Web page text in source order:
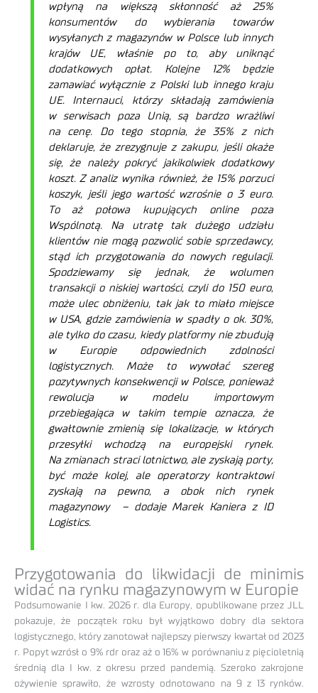
wpłyną na większą skłonność aż 25%
konsumentów do wybierania towarów
wysyłanych z magazynów w Polsce lub innych
krajów UE, właśnie po to, aby uniknąć
dodatkowych opłat. Kolejne 12% będzie
zamawiać wyłącznie z Polski lub innego kraju
UE. Internauci, którzy składają zamówienia
w serwisach poza Unią, są bardzo wrażliwi
na cenę. Do tego stopnia, że 35% z nich
deklaruje, że zrezygnuje z zakupu, jeśli okaże
się, że należy pokryć jakikolwiek dodatkowy
koszt. Z analiz wynika również, że 15% porzuci
koszyk, jeśli jego wartość wzrośnie o 3 euro.
To aż połowa kupujących online poza
Wspólnotą. Na utratę tak dużego udziału
klientów nie mogą pozwolić sobie sprzedawcy,
stąd ich przygotowania do nowych regulacji.
Spodziewamy się jednak, że wolumen
transakcji o niskiej wartości, czyli do 150 euro,
może ulec obniżeniu, tak jak to miało miejsce
w USA, gdzie zamówienia w spadły o ok. 30%,
ale tylko do czasu, kiedy platformy nie zbudują
w Europie odpowiednich zdolności
logistycznych. Może to wywołać szereg
pozytywnych konsekwencji w Polsce, ponieważ
rewolucja w modelu importowym
przebiegająca w takim tempie oznacza, że
gwałtownie zmienią się lokalizacje, w których
przesyłki wchodzą na europejski rynek.
Na zmianach straci lotnictwo, ale zyskają porty,
być może kolej, ale operatorzy kontraktowi
zyskają na pewno, a obok nich rynek
magazynowy – dodaje Marek Kaniera z ID
Logistics.
Przygotowania do likwidacji de minimis
widać na rynku magazynowym w Europie
Podsumowanie I kw. 2026 r. dla Europy, opublikowane przez JLL
pokazuje, że początek roku był wyjątkowo dobry dla sektora
logistycznego, który zanotował najlepszy pierwszy kwartał od 2023
r. Popyt wzrósł o 9% rdr oraz aż o 16% w porównaniu z pięcioletnią
średnią dla I kw. z okresu przed pandemią. Szeroko zakrojone
ożywienie sprawiło, że wzrosty odnotowano na 9 z 13 rynków.